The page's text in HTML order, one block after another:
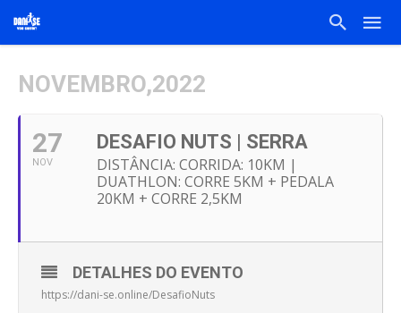
NOVEMBRO,2022
27
NOV
DESAFIO NUTS | SERRA
DISTÂNCIA: CORRIDA: 10KM |
DUATHLON: CORRE 5KM + PEDALA
20KM + CORRE 2,5KM
DETALHES DO EVENTO
https://dani-se.online/DesafioNuts